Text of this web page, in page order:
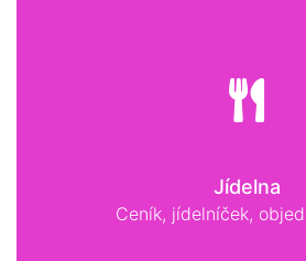
Jídelna
Ceník, jídelníček,